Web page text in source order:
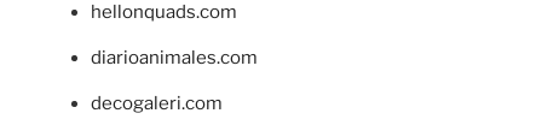
hellonquads.com
diarioanimales.com
decogaleri.com